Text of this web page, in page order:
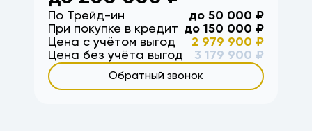
По Трейд-ин до 50 000 ₽
При покупке в кредит до 150 000 ₽
Цена с учётом выгод
2 979 900 ₽
Цена без учёта выгод
3 179 900 ₽
Обратный звонок